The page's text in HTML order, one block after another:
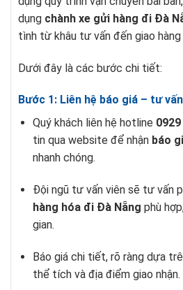
dụng chành xe gửi hàng đi Đà
tình từ khâu tư vấn đến giao
Dưới đây là các bước chi tiết:
Bước 1: Liên hệ báo giá – tư
Quý khách liên hệ hotline
tin qua website để nhận báo
nhanh chóng.
Đội ngũ tư vấn viên sẽ tư vấn
hàng hóa đi Đà Nẵng phù
gian.
Báo giá chi tiết, rõ ràng dựa
thể tích và địa điểm giao nhận.